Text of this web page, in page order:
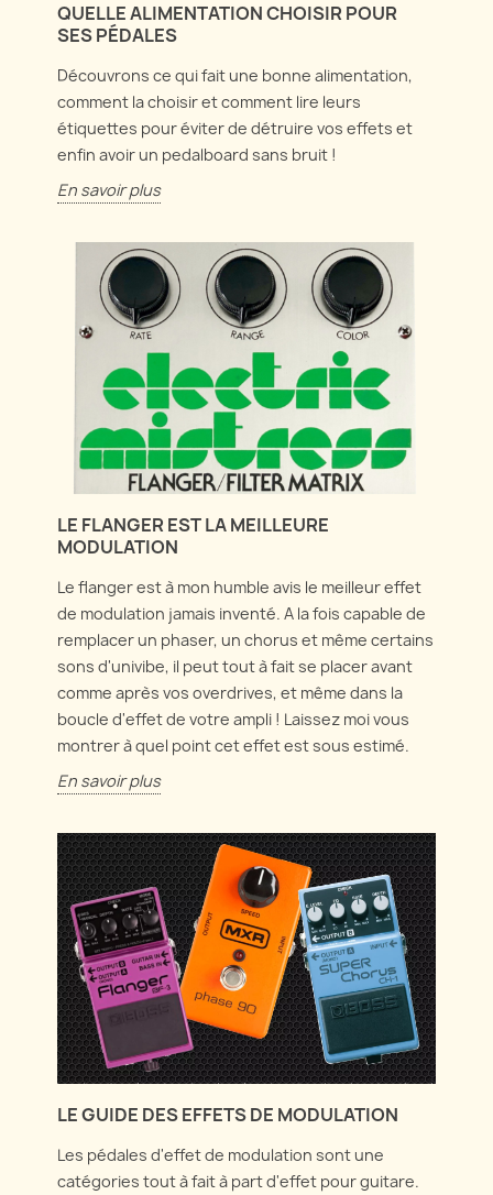
QUELLE ALIMENTATION CHOISIR POUR
SES PÉDALES
Découvrons ce qui fait une bonne alimentation,
comment la choisir et comment lire leurs
étiquettes pour éviter de détruire vos effets et
enfin avoir un pedalboard sans bruit !
En savoir plus
LE FLANGER EST LA MEILLEURE
MODULATION
Le flanger est à mon humble avis le meilleur effet
de modulation jamais inventé. A la fois capable de
remplacer un phaser, un chorus et même certains
sons d'univibe, il peut tout à fait se placer avant
comme après vos overdrives, et même dans la
boucle d'effet de votre ampli ! Laissez moi vous
montrer à quel point cet effet est sous estimé.
En savoir plus
LE GUIDE DES EFFETS DE MODULATION
Les pédales d'effet de modulation sont une
catégories tout à fait à part d'effet pour guitare.